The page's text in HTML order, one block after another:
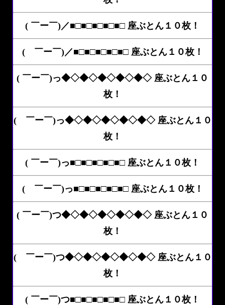
( ￣ー￣)／■□■□■□■□■□ 座ぶとん１０枚！
( ￣ー￣)／■□■□■□■□■□ 座ぶとん１０枚！
( ￣ー￣)っ◆◇◆◇◆◇◆◇◆◇ 座ぶとん１０
枚！
( ￣ー￣)っ◆◇◆◇◆◇◆◇◆◇ 座ぶとん１０
枚！
( ￣ー￣)っ■□■□■□■□■□ 座ぶとん１０枚！
( ￣ー￣)っ■□■□■□■□■□ 座ぶとん１０枚！
( ￣ー￣)つ◆◇◆◇◆◇◆◇◆◇ 座ぶとん１０
枚！
( ￣ー￣)つ◆◇◆◇◆◇◆◇◆◇ 座ぶとん１０
枚！
( ￣ー￣)つ■□■□■□■□■□ 座ぶとん１０枚！